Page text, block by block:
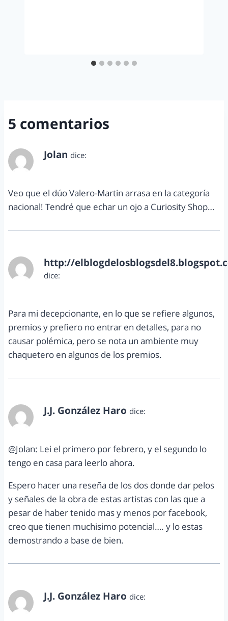
5 comentarios
Jolan dice:
Veo que el dúo Valero-Martin arrasa en la categoría
nacional! Tendré que echar un ojo a Curiosity Shop…
http://
dice:
Para mi decepcionante, en lo que se refiere algunos,
premios y prefiero no entrar en detalles, para no
causar polémica, pero se nota un ambiente muy
chaquetero en algunos de los premios.
J.J. González Haro dice:
@Jolan: Lei el primero por febrero, y el segundo lo
tengo en casa para leerlo ahora.
Espero hacer una reseña de los dos donde dar pelos
y señales de la obra de estas artistas con las que a
pesar de haber tenido mas y menos por facebook,
creo que tienen muchisimo potencial…. y lo estas
demostrando a base de bien.
J.J. González Haro dice: